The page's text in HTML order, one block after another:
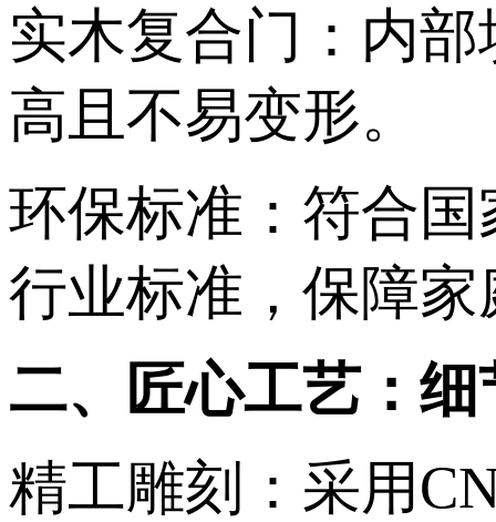
实木复合门‌：内
高且不易变形。 ‌
环保标准‌：符合
行业标准，保障家
二、匠心工艺：
精工雕刻‌：采用